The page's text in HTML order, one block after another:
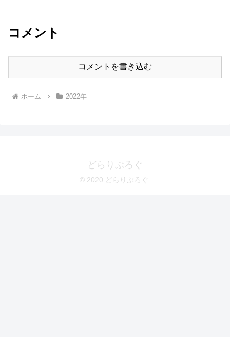
コメント
コメントを書き込む
ホーム 2022年
どらりぶろぐ
© 2020 どらりぶろぐ.